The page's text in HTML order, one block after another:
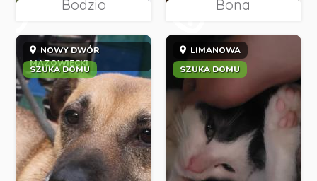
Bodzio Bona
NOWY DWÓR
MAZOWIECKI
SZUKA DOMU
LIMANOWA
SZUKA DOMU